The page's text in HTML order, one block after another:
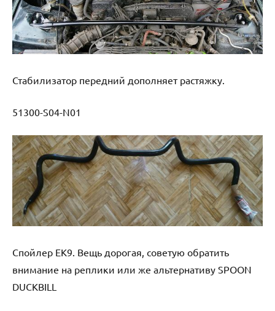
Стабилизатор передний дополняет растяжку.
51300-S04-N01
Спойлер EK9. Вещь дорогая, советую обратить
внимание на реплики или же альтернативу SPOON
DUCKBILL